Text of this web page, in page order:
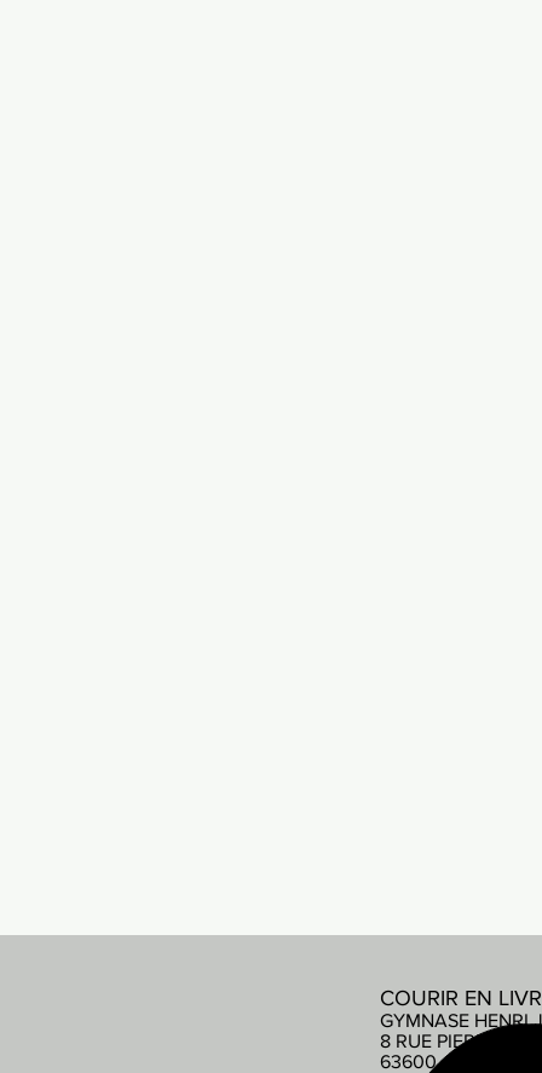
COURIR EN
GYMNASE HENRI
8 RUE PIERRE DE
63600 AMBERT